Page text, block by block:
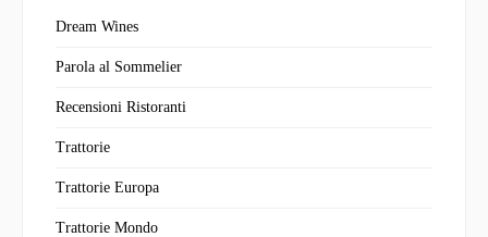
Dream Wines
Parola al Sommelier
Recensioni Ristoranti
Trattorie
Trattorie Europa
Trattorie Mondo